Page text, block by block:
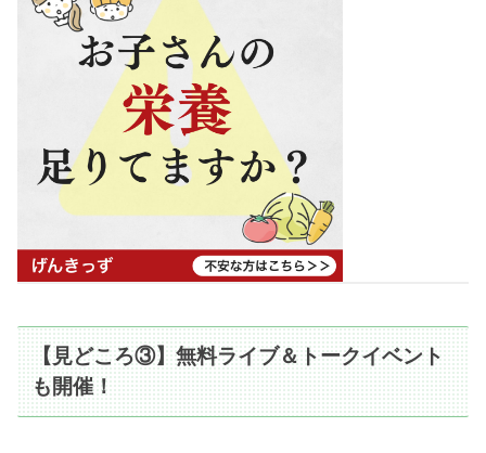
【見どころ③】無料ライブ＆トークイベント
も開催！